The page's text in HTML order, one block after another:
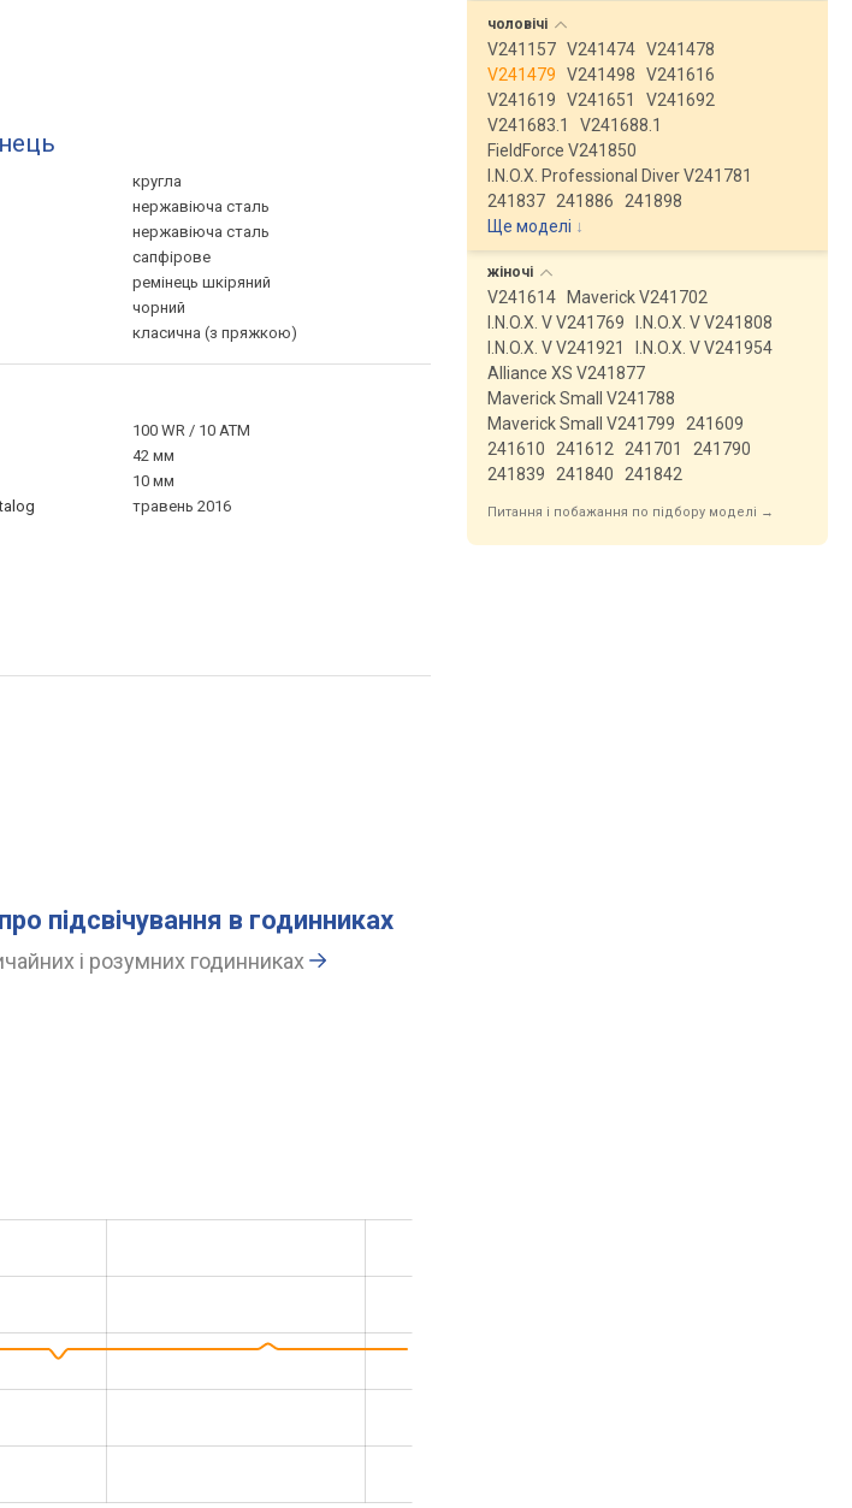
кругла
нержавіюча сталь
нержавіюча сталь
сапфірове
ремінець шкіряний
чорний
класична (з пряжкою)
100 WR / 10 ATM
42 мм
10 мм
травень 2016
підсвічування в годинниках
і розумних годинниках
чоловічі
V241157 V241474 V241478
V241479
V241498
V241616
V241619
V241651
V241692
V241683.1
V241688.1
FieldForce V241850
I.N.O.X. Professional Diver V241781
241837
241886
241898
Ще моделі ↓
жіночі
V241614
Maverick V241702
I.N.O.X. V V241769
I.N.O.X. V V241808
I.N.O.X. V V241921
I.N.O.X. V V241954
Alliance XS V241877
Maverick Small V241788
Maverick Small V241799
241609
241610
241612 241701
241790
241839
241840 241842
Питання і побажання по підбору моделі →